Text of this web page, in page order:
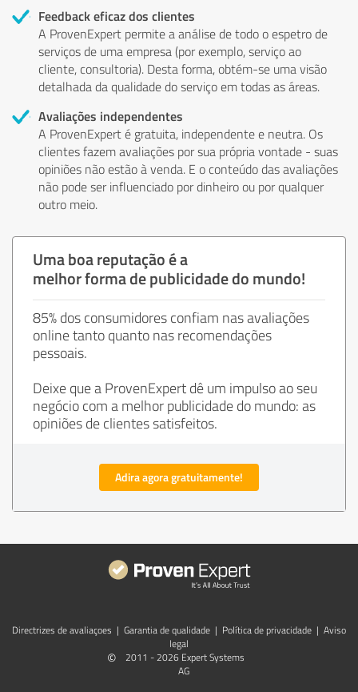
Feedback eficaz dos clientes
A ProvenExpert permite a análise de todo o espetro de
serviços de uma empresa (por exemplo, serviço ao
cliente, consultoria). Desta forma, obtém-se uma visão
detalhada da qualidade do serviço em todas as áreas.
Avaliações independentes
A ProvenExpert é gratuita, independente e neutra. Os
clientes fazem avaliações por sua própria vontade - suas
opiniões não estão à venda. E o conteúdo das avaliações
não pode ser influenciado por dinheiro ou por qualquer
outro meio.
Uma boa reputação é a
melhor forma de publicidade do mundo!
85% dos consumidores confiam nas avaliações
online tanto quanto nas recomendações
pessoais.
Deixe que a ProvenExpert dê um impulso ao seu
negócio com a melhor publicidade do mundo: as
opiniões de clientes satisfeitos.
Adira agora gratuitamente!
Directrizes de avaliaçoes | Garantia de qualidade | Política de privacidade | Aviso
legal
©
2011 - 2026 Expert Systems
AG